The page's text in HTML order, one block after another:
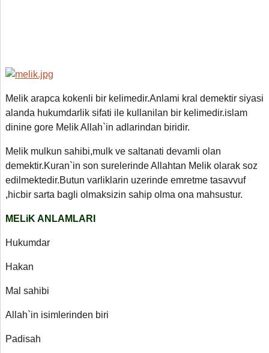
Melik arapca kokenli bir kelimedir.Anlami kral demektir siyasi
alanda hukumdarlik sifati ile kullanilan bir kelimedir.islam
dinine gore Melik Allah`in adlarindan biridir.
Melik mulkun sahibi,mulk ve saltanati devamli olan
demektir.Kuran`in son surelerinde Allahtan Melik olarak soz
edilmektedir.Butun varliklarin uzerinde emretme tasavvuf
,hicbir sarta bagli olmaksizin sahip olma ona mahsustur.
MELiK ANLAMLARI
Hukumdar
Hakan
Mal sahibi
Allah`in isimlerinden biri
Padisah